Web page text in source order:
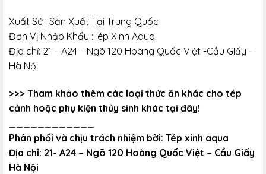
Xuất Sứ : Sản Xuất Tại Trung Quốc
Đơn Vị Nhập Khẩu :Tép Xinh Aqua
Địa chỉ: 21 – A24 – Ngõ 120 Hoàng Quốc Việt -Cầu GIấy –
Hà Nội
>>> Tham khảo thêm các loại thức ăn khác cho tép
cảnh hoặc phụ kiện thủy sinh khác tại đây!
Phân phối và chịu trách nhiệm bởi: Tép xinh aqua
Địa chỉ: 21- A24 – Ngõ 120 Hoàng Quốc Việt – Cầu Giấy
Hà Nội